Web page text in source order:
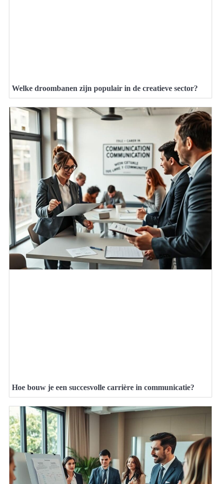
Welke droombanen zijn populair in de creatieve sector?
Hoe bouw je een succesvolle carrière in communicatie?